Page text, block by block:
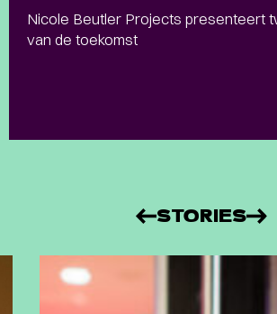
Nicole Beutler Projects presenteert
van de toekomst
STORIES